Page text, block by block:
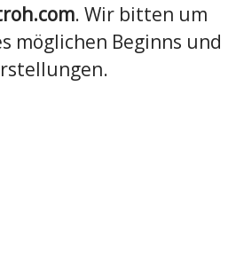
. Wir bitten um
möglichen Beginns und